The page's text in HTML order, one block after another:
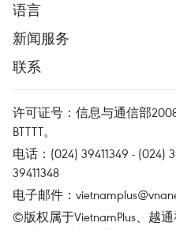
语言
新闻服务
联系
许可证号：信息与通信部
BTTTT。
电话：(024) 39411349 - (024)
39411348
电子邮件：
©版权属于VietnamPlus、越